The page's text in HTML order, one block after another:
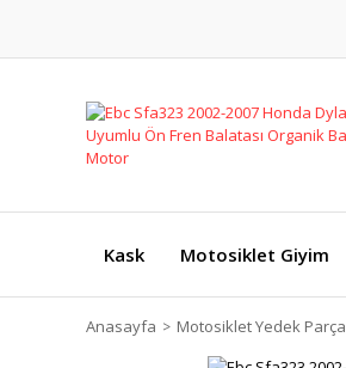
Kask Motosiklet Giyim
Anasayfa Motosiklet Yedek Parça